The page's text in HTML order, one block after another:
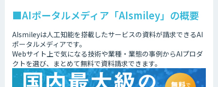
■AIポータルメディア「AIsmiley」の概要
AIsmileyは人工知能を搭載したサービスの資料が請求できるAI
ポータルメディアです。
Webサイト上で気になる技術や業種・業態の事例からAIプロダ
クトを選び、まとめて無料で資料請求できます。